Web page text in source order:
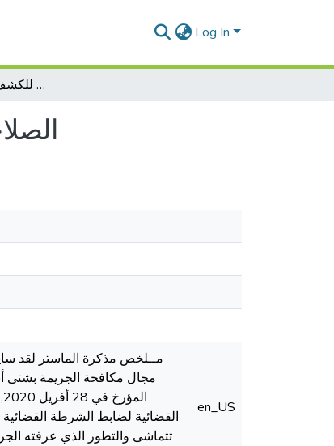
Log In
الصلاحيات الحديثة للضبطية القضائية للكشف عن مرتكبي الجريمة
مــلخص مذكرة الماستر لقد
القضائية لضابط الشرطة القضائية
تتماشى والتطور الذي عرفته
en_US